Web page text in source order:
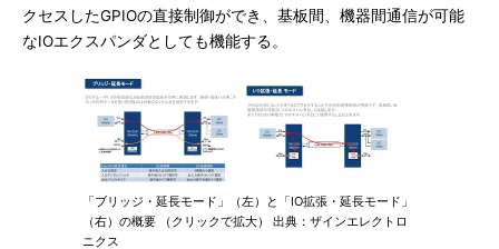
クセスしたGPIOの直接制御ができ、基板間、機器間通信が可能
なIOエクスパンダとしても機能する。
「ブリッジ・延長モード」（左）と「IO拡張・延長モード」
（右）の概要 （クリックで拡大） 出典：ザインエレクトロ
ニクス